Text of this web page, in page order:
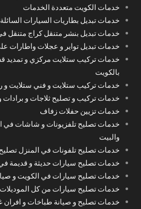
خدمات الكويت متعددة الخدمات
خدمات تبديل بطاريات السيارات
خدمات تبديل بنشر متنقل كراج متنقل
خدمات تبديل تواير و عجلات واطارات
خدمات تركيب ستلايت مركزي و تمديد
بالكويت
خدمات تركيب ستلايت و فني ستلايت و
خدمات تركيب و تصليح ثلاجات و
خدمات تزيين حفلات زفاف
خدمات تصليح تلفزيونات و شاشات في
والبيت
خدمات تصليح تلفونات في المنزل
خدمات تصليح سيارات حديثة و قديمة في
خدمات تصليح سيارات في الكويت و
خدمات تصليح سيارات من كل
خدمات تصليح و صيانة طباخات و افران